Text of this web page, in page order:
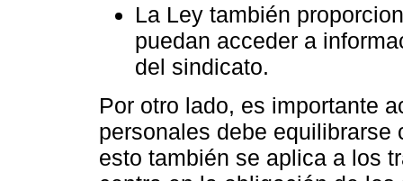
La Ley también
puedan acceder a
del sindicato.
Por otro lado, es importante
personales debe
esto también se aplica a los